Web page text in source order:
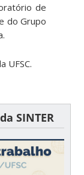
de
do Grupo
UFSC.
SINTER